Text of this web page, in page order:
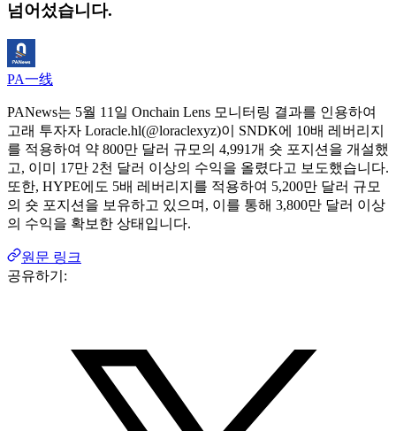
넘어섰습니다.
PA一线
PANews는 5월 11일 Onchain Lens 모니터링 결과를 인용하여
고래 투자자 Loracle.hl(@loraclexyz)이 SNDK에 10배 레버리지
를 적용하여 약 800만 달러 규모의 4,991개 숏 포지션을 개설했
고, 이미 17만 2천 달러 이상의 수익을 올렸다고 보도했습니다.
또한, HYPE에도 5배 레버리지를 적용하여 5,200만 달러 규모
의 숏 포지션을 보유하고 있으며, 이를 통해 3,800만 달러 이상
의 수익을 확보한 상태입니다.
원문 링크
공유하기: